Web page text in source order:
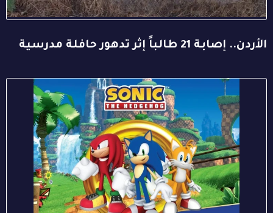
الأردن.. إصابة 21 طالباً إثر تدهور حافلة مدرسية